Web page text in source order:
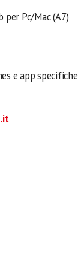
per Pc/Mac (A7)
e app specifiche